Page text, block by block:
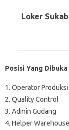
Loker
Posisi Yang Dibuka
1. Operator Produksi
2. Quality Control
3. Admin Gudang
4. Helper Warehouse